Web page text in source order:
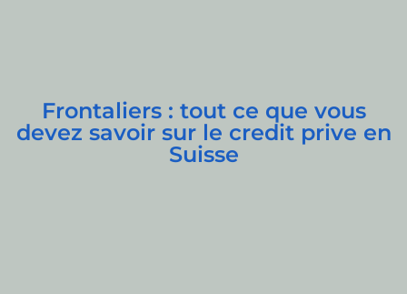
Frontaliers : tout ce que vous
devez savoir sur le credit prive en
Suisse